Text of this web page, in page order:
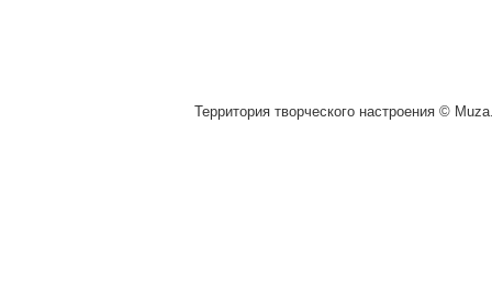
Территория творческого настроения ©